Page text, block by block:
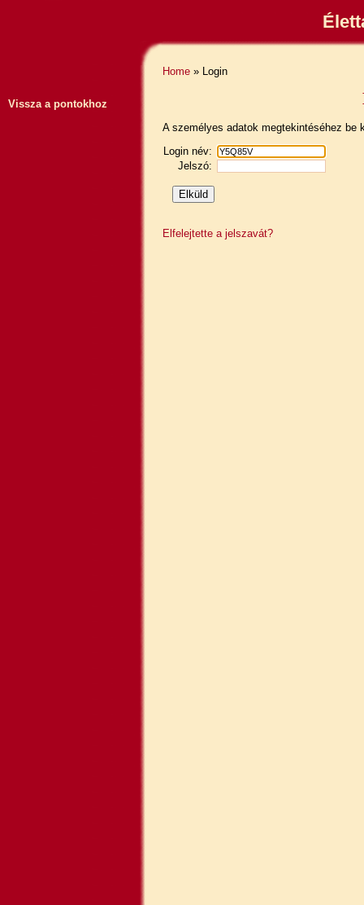
Vissza a pontokhoz
Home » Login
A személyes adatok megtekintéséhez be
Login név:
Jelszó:
Elfelejtette a jelszavát?